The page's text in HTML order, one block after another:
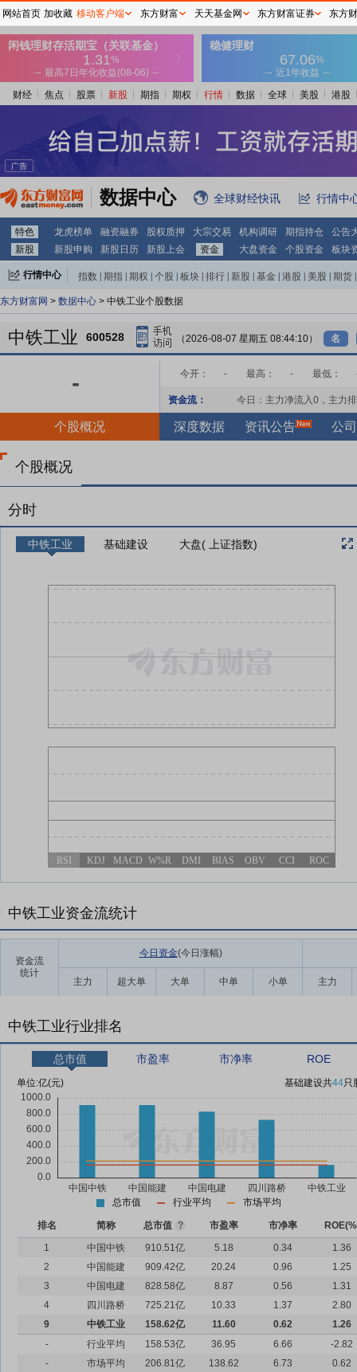
财经 焦点 股票 新股 期指 期权 行情 数据 全球 美股 港股
数据中心 全球财经快讯 行情中
特色 龙虎榜单 融资融券 股权质押 大宗交易 机构调研 期指持仓
公告
新股
新股申购 新股日历 新股上会 资金 大盘资金 个股资金 板块
行情中心 指数 期指 期权 个股 板块 排行 新股 基金 港股 美股 期货
东方财富网 > 数据中心 > 中铁工业个股数据
中铁工业 600528 （2026-08-07 星期五 08:44:10） 名
- 今开： - 最高： - 最低：
资金流： 今日：主力净流入0 ，主力
个股概况 深度数据 资讯公告 公
个股概况
分时
中铁工业 基础建设 大盘( 上证指数)
RSI KDJ MACD W%R DMI BIAS OBV CCI ROC
中铁工业资金流统计
资金流
统计
今日资金(今日涨幅)
主力 超大单 大单 中单 小单 主力
中铁工业行业排名
总市值 市盈率 市净率 ROE
单位:亿(元) 基础建设共44只
总市值 行业平均 市场平均
排名 简称 总市值 ? 市盈率 市净率
1
中国中铁 910.51亿 5.18 0.34
1.36
2
中国能建 909.42亿 20.24 0.96
1.25
3
中国电建 828.58亿 8.87 0.56
1.31
4
四川路桥 725.21亿 10.33 1.37
2.80
9
中铁工业 158.62亿 11.60 0.62
1.26
-
行业平均 158.53亿 36.95 6.66
-2.82
-
市场平均 206.81亿 138.62 6.73 0.62
网站首页 加收藏 移动客户端 东方财富 天天基金网 东方财富证券 东方